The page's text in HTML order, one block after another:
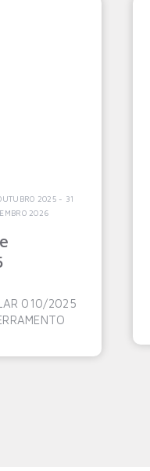
2025 - 31
2026
010/2025